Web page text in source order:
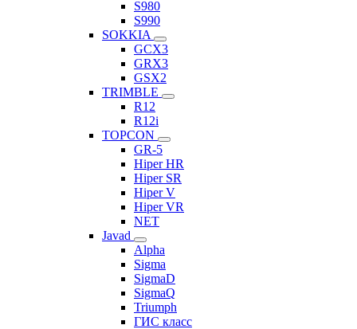
S980
S990
SOKKIA
GCX3
GRX3
GSX2
TRIMBLE
R12
R12i
TOPCON
GR-5
Hiper HR
Hiper SR
Hiper V
Hiper VR
NET
Javad
Alpha
Sigma
SigmaD
SigmaQ
Triumph
ГИС класс